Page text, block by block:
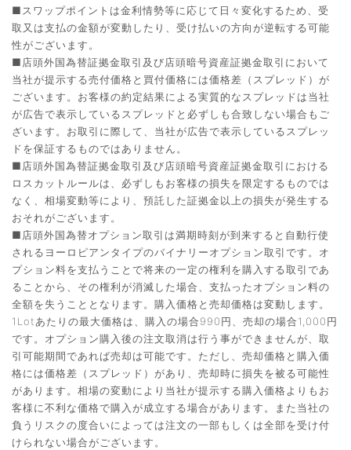
■スワップポイントは金利情勢等に応じて日々変化するため、受
取又は支払の金額が変動したり、受け払いの方向が逆転する可能
性がございます。
■店頭外国為替証拠金取引及び店頭暗号資産証拠金取引において
当社が提示する売付価格と買付価格には価格差（スプレッド）が
ございます。お客様の約定結果による実質的なスプレッドは当社
が広告で表示しているスプレッドと必ずしも合致しない場合もご
ざいます。お取引に際して、当社が広告で表示しているスプレッ
ドを保証するものではありません。
■店頭外国為替証拠金取引及び店頭暗号資産証拠金取引における
ロスカットルールは、必ずしもお客様の損失を限定するものでは
なく、相場変動等により、預託した証拠金以上の損失が発生する
おそれがございます。
■店頭外国為替オプション取引は満期時刻が到来すると自動行使
されるヨーロピアンタイプのバイナリーオプション取引です。オ
プション料を支払うことで将来の一定の権利を購入する取引であ
ることから、その権利が消滅した場合、支払ったオプション料の
全額を失うこととなります。購入価格と売却価格は変動します。
1Lotあたりの最大価格は、購入の場合990円、売却の場合1,000円
です。オプション購入後の注文取消は行う事ができませんが、取
引可能期間であれば売却は可能です。ただし、売却価格と購入価
格には価格差（スプレッド）があり、売却時に損失を被る可能性
があります。相場の変動により当社が提示する購入価格よりもお
客様に不利な価格で購入が成立する場合があります。また当社の
負うリスクの度合いによっては注文の一部もしくは全部を受け付
けられない場合がございます。